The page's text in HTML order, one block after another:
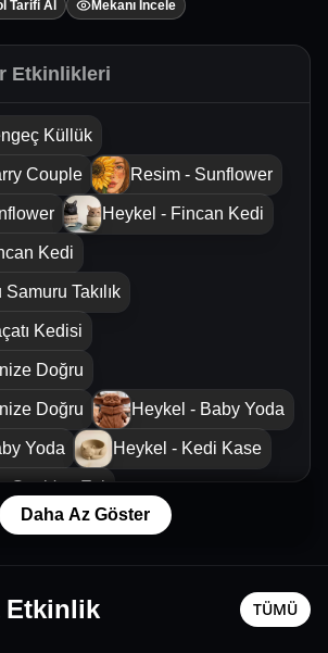
Tarifi Al Mekanı İncele
Etkinlikleri
Küllük
Couple Resim - Sunflower
Heykel - Fincan Kedi
Kedi
Takılık
Kedisi
Doğru
Doğru Heykel - Baby Yoda
Yoda Heykel - Kedi Kase
Gogh'un Evi
Nala Aşk
Daha Az Göster
Etkinlik TÜMÜ
Kongre Merkezi Fuar Alanı
24 Eylül
Eskişehir